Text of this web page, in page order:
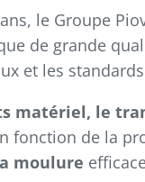
le Groupe
de grande
et les
matériel, le
fonction de la
moulure